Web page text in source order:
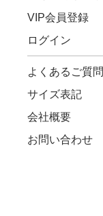
VIP会員登録
ログイン
よくあるご質問
サイズ表記
会社概要
お問い合わせ